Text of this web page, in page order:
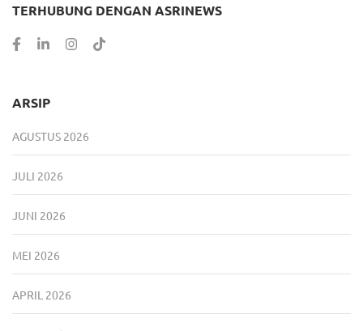
TERHUBUNG DENGAN ASRINEWS
ARSIP
AGUSTUS 2026
JULI 2026
JUNI 2026
MEI 2026
APRIL 2026